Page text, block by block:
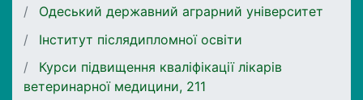
Одеський державний аграрний університет
Інститут післядипломної освіти
Курси підвищення кваліфікації лікарів
ветеринарної медицини, 211